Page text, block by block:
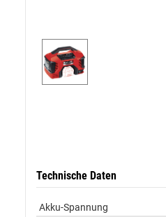
Technische Daten
Akku-Spannung